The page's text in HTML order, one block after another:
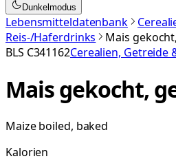
Dunkelmodus
Lebensmitteldatenbank
Reis-/Haferdrinks
Mais
BLS C341162Cerealien, Getreide
Mais gekocht,
Maize boiled, baked
Kalorien